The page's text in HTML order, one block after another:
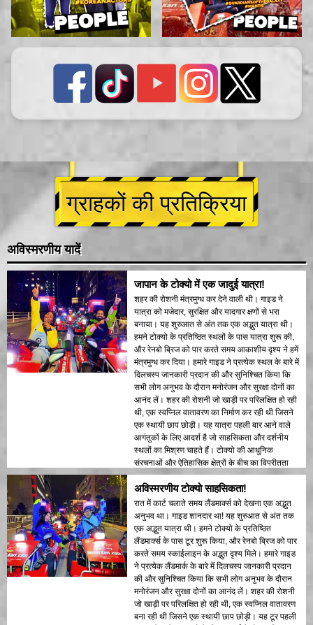
ग्राहकों की प्रतिक्रिया
अविस्मरणीय यादें
जापान के टोक्यो में एक जादुई यात्रा!
शहर की रोशनी मंत्रमुग्ध कर देने वाली थी। गाइड ने
यात्रा को मजेदार, सुरक्षित और यादगार क्षणों से भरा
बनाया। यह शुरुआत से अंत तक एक अद्भुत यात्रा थी।
हमने टोक्यो के प्रतिष्ठित स्थलों के पास यात्रा शुरू की,
और रेनबो ब्रिज को पार करते समय आकाशीय दृश्य ने हमें
मंत्रमुग्ध कर दिया। हमारे गाइड ने प्रत्येक स्थल के बारे में
दिलचस्प जानकारी प्रदान की और सुनिश्चित किया कि
सभी लोग अनुभव के दौरान मनोरंजन और सुरक्षा दोनों का
आनंद लें। शहर की रोशनी जो खाड़ी पर परिलक्षित हो रही
थी, एक स्वप्निल वातावरण का निर्माण कर रही थी जिसने
एक स्थायी छाप छोड़ी। यह यात्रा पहली बार आने वाले
आगंतुकों के लिए आदर्श है जो साहसिकता और दर्शनीय
स्थलों का मिश्रण चाहते हैं। टोक्यो की आधुनिक
संरचनाओं और ऐतिहासिक क्षेत्रों के बीच का विपरीतता
रात की रोशनी में खूबसूरती से प्रदर्शित किया गया। मैं इस
यात्रा की सिफारिश किसी को भी करूंगा!
अविस्मरणीय टोक्यो साहसिकता!
रात में कार्ट चलाते समय लैंडमार्क्स को देखना एक अद्भुत
अनुभव था। गाइड शानदार था! यह शुरुआत से अंत तक
एक अद्भुत यात्रा थी। हमने टोक्यो के प्रतिष्ठित
लैंडमार्क्स के पास टूर शुरू किया, और रेनबो ब्रिज को पार
करते समय स्काईलाइन के अद्भुत दृश्य मिले। हमारे गाइड
ने प्रत्येक लैंडमार्क के बारे में दिलचस्प जानकारी प्रदान
की और सुनिश्चित किया कि सभी लोग अनुभव के दौरान
मनोरंजन और सुरक्षा दोनों का आनंद लें। शहर की रोशनी
जो खाड़ी पर परिलक्षित हो रही थी, एक स्वप्निल वातावरण
बना रही थी जिसने एक स्थायी छाप छोड़ी। यह टूर पहली